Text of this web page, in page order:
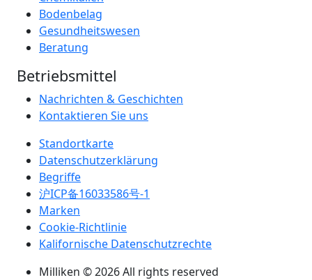
Bodenbelag
Gesundheitswesen
Beratung
Betriebsmittel
Nachrichten & Geschichten
Kontaktieren Sie uns
Standortkarte
Datenschutzerklärung
Begriffe
沪ICP备16033586号-1
Marken
Cookie-Richtlinie
Kalifornische Datenschutzrechte
Milliken © 2026 All rights reserved